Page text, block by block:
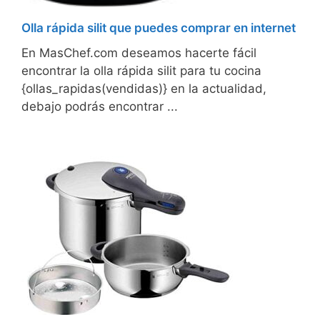
Olla rápida silit que puedes comprar en internet
En MasChef.com deseamos hacerte fácil
encontrar la olla rápida silit para tu cocina
{ollas_rapidas(vendidas)} en la actualidad,
debajo podrás encontrar ...